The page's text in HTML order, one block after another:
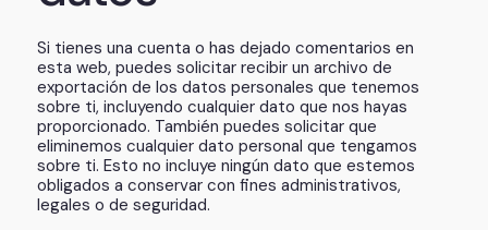
Si tienes una cuenta o has dejado comentarios en
esta web, puedes solicitar recibir un archivo de
exportación de los datos personales que tenemos
sobre ti, incluyendo cualquier dato que nos hayas
proporcionado. También puedes solicitar que
eliminemos cualquier dato personal que tengamos
sobre ti. Esto no incluye ningún dato que estemos
obligados a conservar con fines administrativos,
legales o de seguridad.